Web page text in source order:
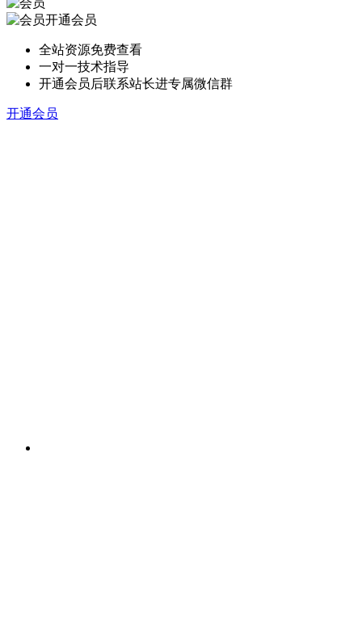
开通会员
全站资源免费查看
一对一技术指导
开通会员后联系站长进专属微信群
开通会员